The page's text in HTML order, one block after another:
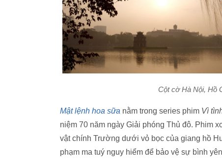
Cột cờ Hà Nội, Hồ
Mật lệnh hoa sữa nằm trong series phim Vì
niệm 70 năm ngày Giải phóng Thủ đô. Phim
vật chính Trường dưới vỏ bọc của giang hồ
phạm ma tuý nguy hiểm để bảo vệ sự bình